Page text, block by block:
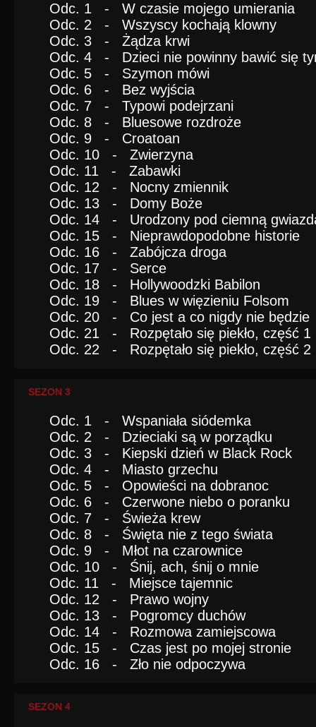
Odc. 1 - W czasie mojego umierania
Odc. 2 - Wszyscy kochają klowny
Odc. 3 - Żądza krwi
Odc. 4 - Dzieci nie powinny bawić się
Odc. 5 - Szymon mówi
Odc. 6 - Bez wyjścia
Odc. 7 - Typowi podejrzani
Odc. 8 - Bluesowe rozdroże
Odc. 9 - Croatoan
Odc. 10 - Zwierzyna
Odc. 11 - Zabawki
Odc. 12 - Nocny zmiennik
Odc. 13 - Domy Boże
Odc. 14 - Urodzony pod ciemną
Odc. 15 - Nieprawdopodobne historie
Odc. 16 - Zabójcza droga
Odc. 17 - Serce
Odc. 18 - Hollywoodzki Babilon
Odc. 19 - Blues w więzieniu Folsom
Odc. 20 - Co jest a co nigdy nie będzie
Odc. 21 - Rozpętało się piekło, część 1
Odc. 22 - Rozpętało się piekło, część 2
SEZON 3
Odc. 1 - Wspaniała siódemka
Odc. 2 - Dzieciaki są w porządku
Odc. 3 - Kiepski dzień w Black Rock
Odc. 4 - Miasto grzechu
Odc. 5 - Opowieści na dobranoc
Odc. 6 - Czerwone niebo o poranku
Odc. 7 - Świeża krew
Odc. 8 - Święta nie z tego świata
Odc. 9 - Młot na czarownice
Odc. 10 - Śnij, ach, śnij o mnie
Odc. 11 - Miejsce tajemnic
Odc. 12 - Prawo wojny
Odc. 13 - Pogromcy duchów
Odc. 14 - Rozmowa zamiejscowa
Odc. 15 - Czas jest po mojej stronie
Odc. 16 - Zło nie odpoczywa
SEZON 4